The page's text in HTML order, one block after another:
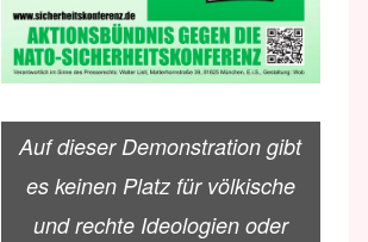
Auf dieser Demonstration gibt
es keinen Platz für völkische
und rechte Ideologien oder